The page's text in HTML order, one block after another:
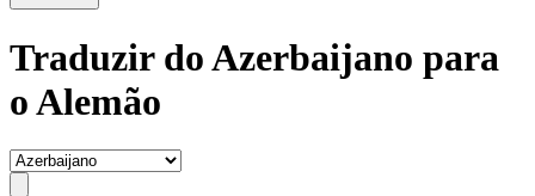
Traduzir do Azerbaijano para
o Alemão